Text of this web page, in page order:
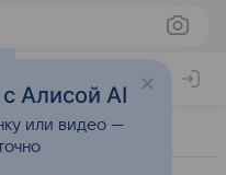
Алисой AI
или видео —